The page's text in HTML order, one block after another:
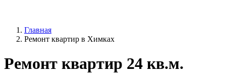
Главная
Ремонт квартир в Химках
Ремонт квартир 24 кв.м.